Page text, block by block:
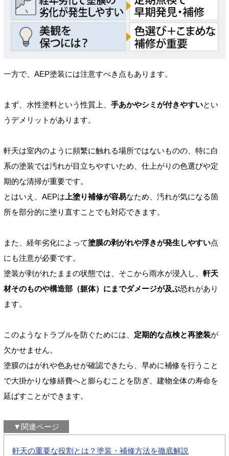
一方で、AEP塗装には注意すべき点もあります。
まず、水性塗料という性質上、 手あかやシミが付きやすいとい
うデメリットがあります。
軒天は室内のように頻繁に触れる場所ではないものの、特に白
系の塗装では汚れが目立ちやすいため、仕上がりの色選びや定
期的な清掃が重要です。
とはいえ、AEPは 上塗り補修が容易なため、汚れが気になる箇
所を部分的に塗り直すことでも対応できます。
また、経年劣化によって塗膜の剥がれや浮きが発生しやすい点
にも注意が必要です。
塗装が剥がれたままの状態では、そこから雨水が浸入し、 軒天
材そのものや構造部（躯体）にまでダメージが及ぶ恐れがあり
ます。
このようなトラブルを防ぐためには、 定期的な点検と再塗装が
欠かせません。
塗膜のはがれや色あせが確認できたら、早めに補修を行うこと
で大掛かりな修繕費へと膨らむことを防ぎ、建物全体の寿命を
延ばすことができます。
▼関連ページ
軒天の重要な役割とは？塗装・補修方法を徹底解説